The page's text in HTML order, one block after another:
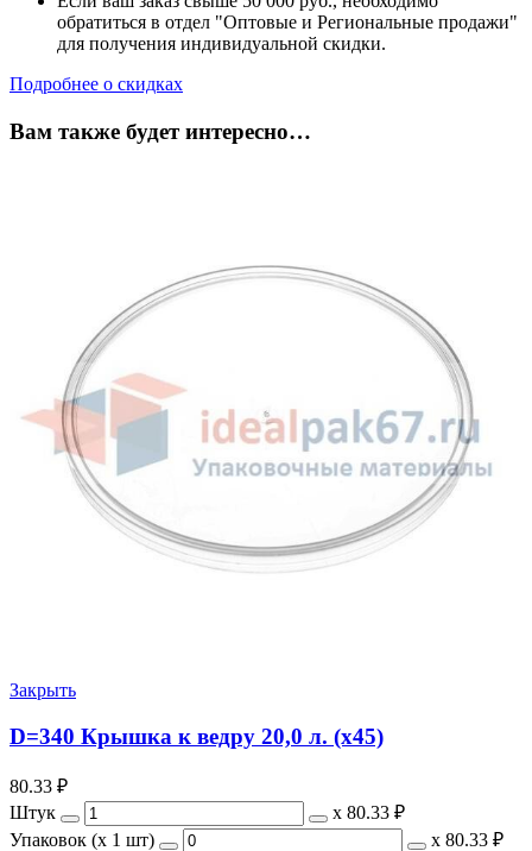
обратиться в отдел "Оптовые и Региональные продажи"
для получения индивидуальной скидки.
Подробнее о скидках
Вам также будет интересно…
Закрыть
D=340 Крышка к ведру 20,0 л. (х45)
80.33 ₽
Штук
х 80.33 ₽
Упаковок (x 1 шт)
х 80.33 ₽